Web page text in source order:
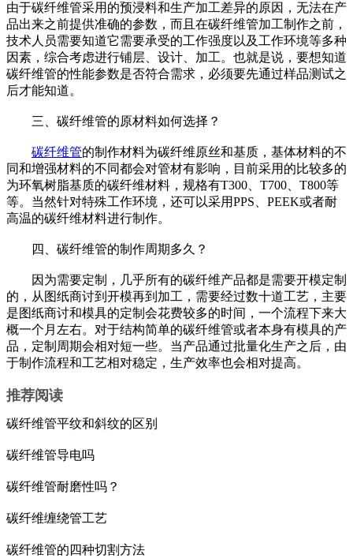
由于碳纤维管采用的预浸料和生产加工差异的原因，无法在产
品出来之前提供准确的参数，而且在碳纤维管加工制作之前，
技术人员需要知道它需要承受的工作强度以及工作环境等多种
因素，综合考虑进行铺层、设计、加工。也就是说，要想知道
碳纤维管的性能参数是否符合需求，必须要先通过样品测试之
后才能知道。
三、碳纤维管的原材料如何选择？
碳纤维管的制作材料为碳纤维原丝和基质，基体材料的不
同和增强材料的不同都会对管材有影响，目前采用的比较多的
为环氧树脂基质的碳纤维材料，规格有T300、T700、T800等
等。当然针对特殊工作环境，还可以采用PPS、PEEK或者耐
高温的碳纤维材料进行制作。
四、碳纤维管的制作周期多久？
因为需要定制，几乎所有的碳纤维产品都是需要开模定制
的，从图纸商讨到开模再到加工，需要经过数十道工艺，主要
是图纸商讨和模具的定制会花费较多的时间，一个流程下来大
概一个月左右。对于结构简单的碳纤维管或者本身有模具的产
品，定制周期会相对短一些。当产品通过批量化生产之后，由
于制作流程和工艺相对稳定，生产效率也会相对提高。
推荐阅读
碳纤维管平纹和斜纹的区别
碳纤维管导电吗
碳纤维管耐磨性吗？
碳纤维缠绕管工艺
碳纤维管的四种切割方法